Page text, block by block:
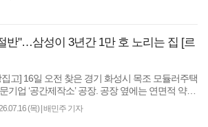
반"…삼성이 3년간 1만 호 노리는 집 [르
집고] 16일 오전 찾은 경기 화성시 목조 모듈러주택
기업 ‘공간제작소’ 공장. 공장 옆에는 연면적 약
㎡(100평) 규모의 2층 단독주택이 들어서 있었다.
(목)|배민주 기자